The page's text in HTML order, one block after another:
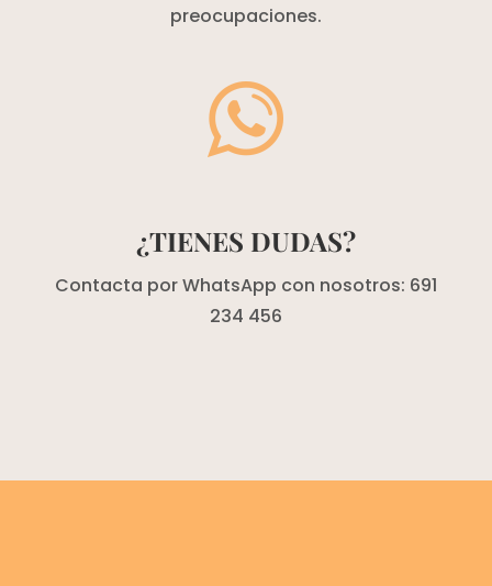
preocupaciones.
¿TIENES DUDAS?
Contacta por WhatsApp con nosotros: 691
234 456